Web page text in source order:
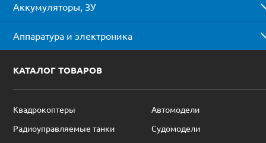
Аккумуляторы, ЗУ
Аппаратура и электроника
КАТАЛОГ ТОВАРОВ
Квадрокоптеры
Автомодели
Радиоуправляемые танки
Судомодели